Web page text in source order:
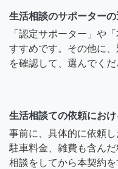
生活相談のサポーターの
「認定サポーター」や
すすめです。その他に
を確認して、選んでくだ
生活相談ての依頼におけ
事前に、具体的に依頼
駐車料金、雑費も含ん
相談をしてから本契約を